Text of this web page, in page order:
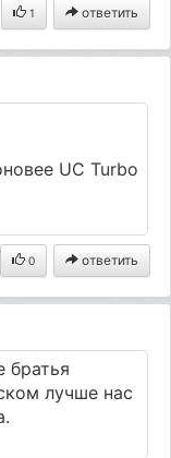
1 ответить
UC Turbo
0 ответить
братья
лучше нас